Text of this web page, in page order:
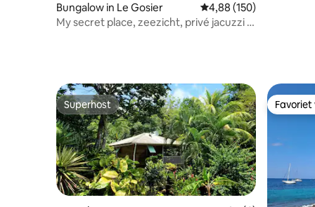
Bungalow in Le Gosier Gemiddelde
4,88 (150)
My secret place, zeezicht, privé jacuzzi in
Superhost
Superhost